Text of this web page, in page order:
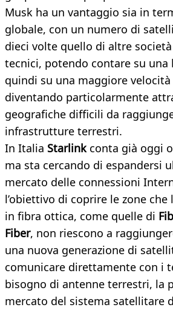
Musk ha un vantaggio sia in
globale, con un numero di
dieci volte quello di altre
tecnici, potendo contare su una
quindi su una maggiore
diventando particolarmente
geografiche difficili da
infrastrutture terrestri.
In Italia Starlink conta già oggi
ma sta cercando di espandersi
mercato delle connessioni
l’obiettivo di coprire le zone
in fibra ottica, come quelle di
Fiber, non riescono a
una nuova generazione di
comunicare direttamente con i
bisogno di antenne terrestri, la
mercato del sistema satellitare